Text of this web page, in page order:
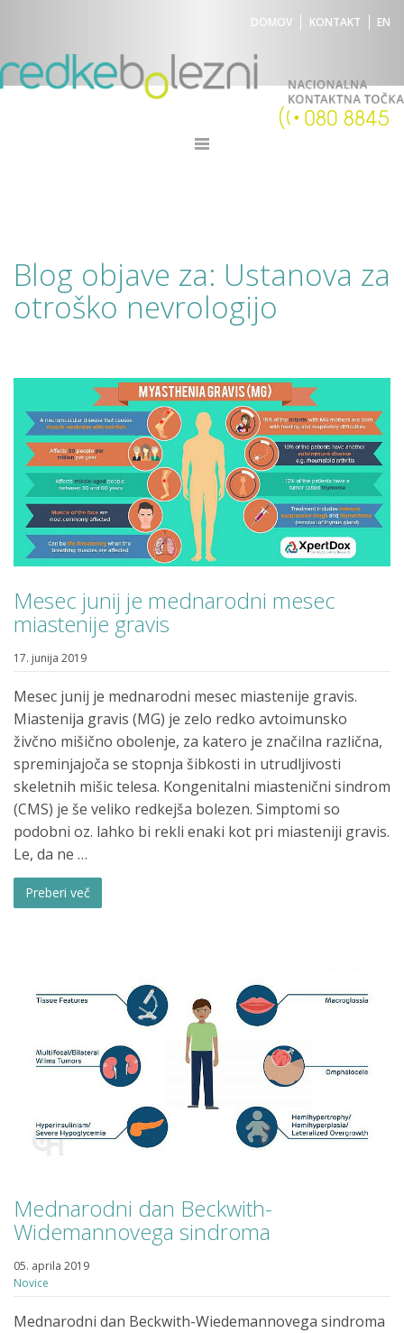
DOMOV KONTAKT EN
Blog objave za: Ustanova za
otroško nevrologijo
Mesec junij je mednarodni mesec
miastenije gravis
17. junija 2019
Mesec junij je mednarodni mesec miastenije gravis.
Miastenija gravis (MG) je zelo redko avtoimunsko
živčno mišično obolenje, za katero je značilna različna,
spreminjajoča se stopnja šibkosti in utrudljivosti
skeletnih mišic telesa. Kongenitalni miastenični sindrom
(CMS) je še veliko redkejša bolezen. Simptomi so
podobni oz. lahko bi rekli enaki kot pri miasteniji gravis.
Le, da ne …
Preberi več
Mednarodni dan Beckwith-
Widemannovega sindroma
05. aprila 2019
Novice
Mednarodni dan Beckwith-Wiedemannovega sindroma